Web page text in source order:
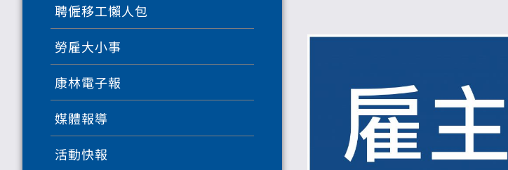
聘僱移工懶人包
勞雇大小事
康林電子報
媒體報導
活動快報